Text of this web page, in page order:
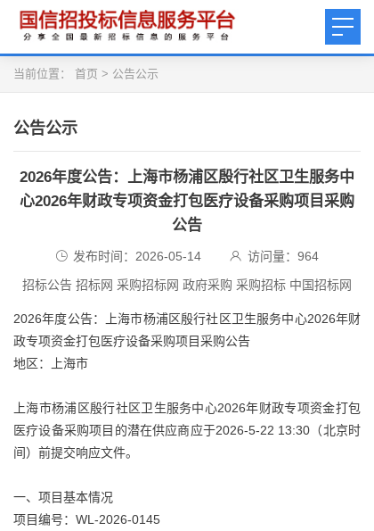
当前位置： 首页 > 公告公示
公告公示
2026年度公告：上海市杨浦区殷行社区卫生服务中
心2026年财政专项资金打包医疗设备采购项目采购
公告
发布时间：2026-05-14 访问量： 964
招标公告 招标网 采购招标网 政府采购 采购招标 中国招标网
2026年度公告：上海市杨浦区殷行社区卫生服务中心2026年财
政专项资金打包医疗设备采购项目采购公告
地区：上海市
上海市杨浦区殷行社区卫生服务中心2026年财政专项资金打包
医疗设备采购项目的潜在供应商应于2026-5-22 13:30（北京时
间）前提交响应文件。
一、项目基本情况
项目编号：WL-2026-0145